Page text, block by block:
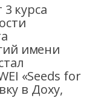
курса
имени
«Seeds for
в Доху,